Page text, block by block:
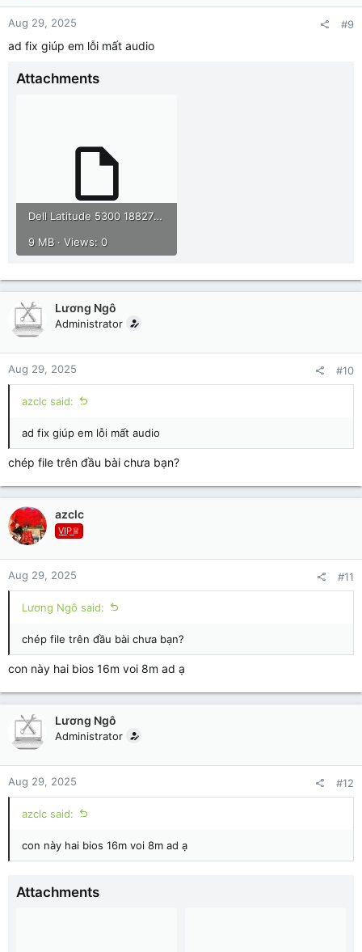
Aug 29, 2025 #9
ad fix giúp em lỗi mất audio
Attachments
Dell Latitude 5300 18827-1.rar
9 MB · Views: 0
Lương Ngô
Administrator
Aug 29, 2025 #10
azclc said:
ad fix giúp em lỗi mất audio
chép file trên đầu bài chưa bạn?
azclc
V͟I͟P͟♕
Aug 29, 2025 #11
Lương Ngô said:
chép file trên đầu bài chưa bạn?
con này hai bios 16m voi 8m ad ạ
Lương Ngô
Administrator
Aug 29, 2025 #12
azclc said:
con này hai bios 16m voi 8m ad ạ
Attachments